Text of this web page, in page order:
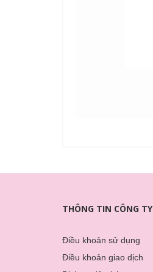
THÔNG TIN CÔNG TY
Điều khoản sử dụng
Điều khoản giao dịch